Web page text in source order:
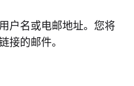
户名或电邮地址。您将
接的邮件。